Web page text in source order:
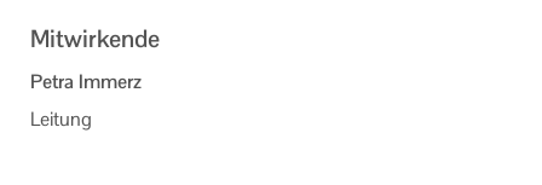
Mitwirkende
Petra Immerz
Leitung